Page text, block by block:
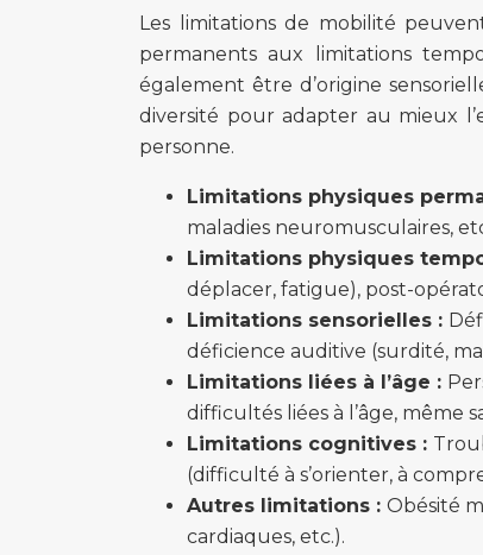
Les limitations de mobilité
permanents aux limitations
également être d’origine
diversité pour adapter au mieux
personne.
Limitations physiques
maladies neuromusculaires,
Limitations physiques
déplacer, fatigue), post-
Limitations sensorielles :
déficience auditive (surdité,
Limitations liées à l’âge :
difficultés liées à l’âge, même
Limitations cognitives :
(difficulté à s’orienter, à
Autres limitations : Obésité
cardiaques, etc.).